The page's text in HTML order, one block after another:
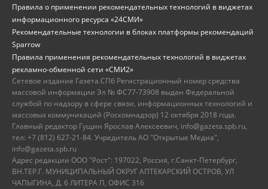
Правила о применении рекомендательных технологий в виджетах
информационного ресурса «24СМИ»
Рекомендательные технологии в блоках платформы рекомендаций
Sparrow
Правила применения рекомендательных технологий в виджетах
рекламно-обменной сети «СМИ2»
Сетевое издание Газета.СПб Регистрационный номер средства
массовой информации Эл № ФС77-73908 выдан Федеральной
службой по надзору в сфере связи, информационных технологий и
массовых коммуникаций (Роскомнадзор) 12 октября 2018 года.
Главный редактор Гущин Ярослав Алексеевич, info@gazeta.spb.ru,
тел: +7 (812) 627-21-84. Учредитель АО "Открытые Медиа",
info@gazeta.spb.ru
Адрес редакции ООО "Рост": 197022, Россия, г.Санкт-Петербург,
ВН.ТЕР.Г. МУНИЦИПАЛЬНЫЙ ОКРУГ АПТЕКАРСКИЙ ОСТРОВ, УЛ
ЧАПЫГИНА, Д. 6 ЛИТЕРА П, ОФИС 316